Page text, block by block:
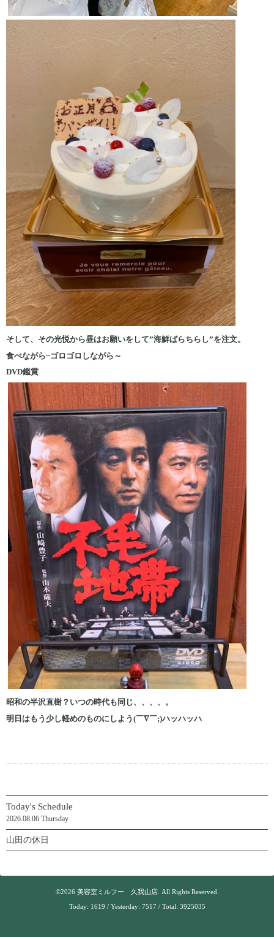
そして、その光悦から昼はお願いをして”海鮮ばらちらし”を注文。
食べながら~ゴロゴロしながら～
DVD鑑賞
昭和の半沢直樹？いつの時代も同じ、、、、。
明日はもう少し軽めのものにしよう(￣∇￣;)ハッハッハ
Today's Schedule
2026.08.06 Thursday
山田の休日
©2026 美容室ミルフー 久我山店. All Rights Reserved.
Today: 1619 / Yesterday: 7517/ Total: 3925035